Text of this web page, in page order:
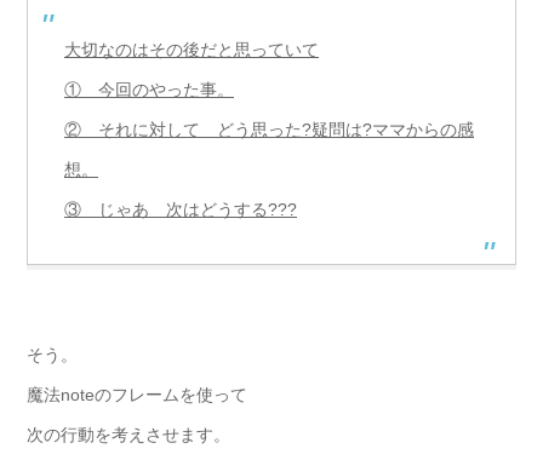
大切なのはその後だと思っていて
① 今回のやった事。
② それに対して どう思った?疑問は?ママからの感
想。
③ じゃあ 次はどうする???
そう。
魔法noteのフレームを使って
次の行動を考えさせます。